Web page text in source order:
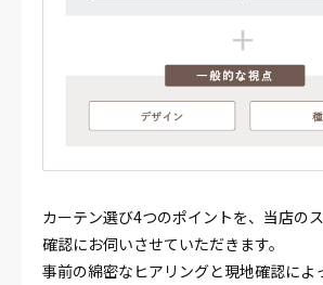
カーテン選び4つのポイントを、当店の
確認にお伺いさせていただきます。
事前の綿密なヒアリングと現地確認によ